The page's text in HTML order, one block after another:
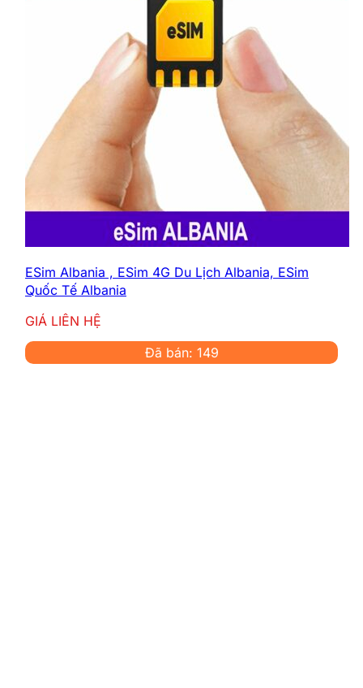
ESim Albania , ESim 4G Du Lịch Albania, ESim
Quốc Tế Albania
GIÁ LIÊN HỆ
Đã bán: 149